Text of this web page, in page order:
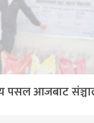
पसल आजबाट